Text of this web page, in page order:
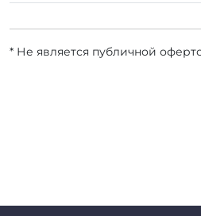
* Не является публичной